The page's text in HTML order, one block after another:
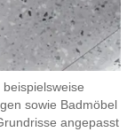
sowie Badmöbel
angepasst